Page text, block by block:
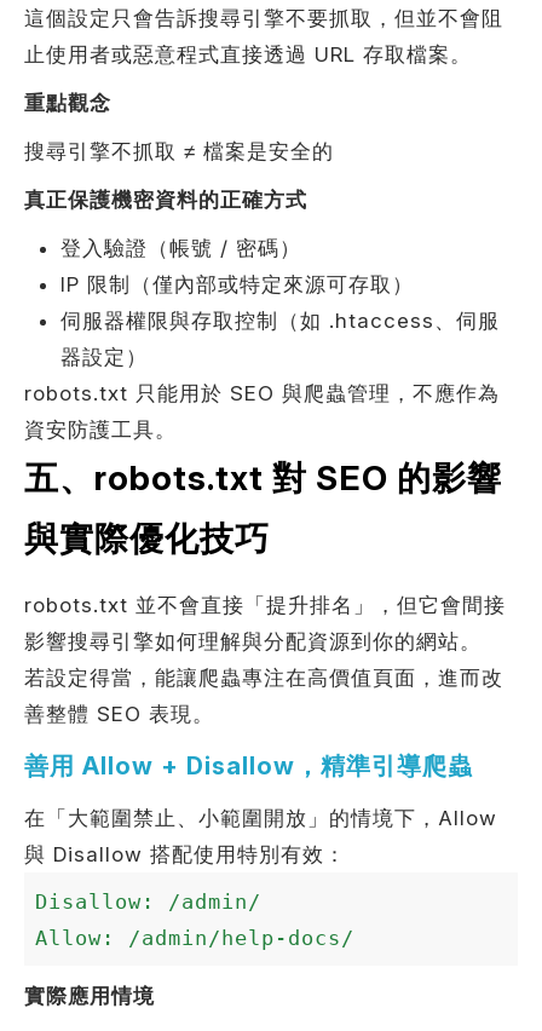
這個設定只會告訴搜尋引擎不要抓取，但並不會阻
止使用者或惡意程式直接透過 URL 存取檔案。
重點觀念
搜尋引擎不抓取 ≠ 檔案是安全的
真正保護機密資料的正確方式
登入驗證（帳號 / 密碼）
IP 限制（僅內部或特定來源可存取）
伺服器權限與存取控制（如 .htaccess、伺服
器設定）
robots.txt 只能用於 SEO 與爬蟲管理，不應作為
資安防護工具。
五、robots.txt 對 SEO 的影響
與實際優化技巧
robots.txt 並不會直接「提升排名」，但它會間接
影響搜尋引擎如何理解與分配資源到你的網站。
若設定得當，能讓爬蟲專注在高價值頁面，進而改
善整體 SEO 表現。
善用 Allow + Disallow，精準引導爬蟲
在「大範圍禁止、小範圍開放」的情境下，Allow
與 Disallow 搭配使用特別有效：
Disallow: /admin/
Allow: /admin/help-docs/
實際應用情境